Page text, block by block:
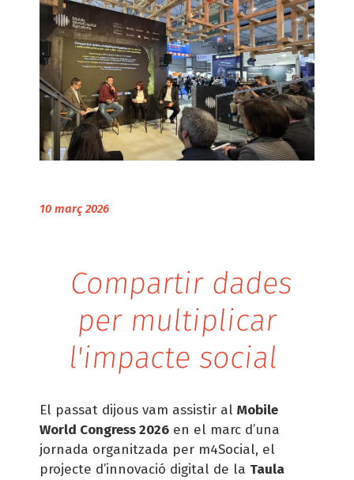
10 març 2026
Compartir dades
per multiplicar
l'impacte social
El passat dijous vam assistir al Mobile
World Congress 2026 en el marc d’una
jornada organitzada per m4Social, el
projecte d’innovació digital de la Taula